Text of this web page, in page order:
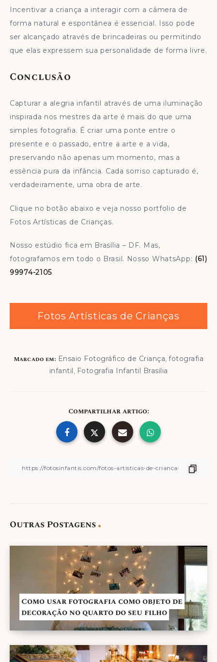
Incentivar a criança a interagir com a câmera de
forma natural e espontânea é essencial. Isso pode
ser alcançado através de brincadeiras ou permitindo
que elas expressem sua personalidade de forma livre.
Conclusão
Capturar a alegria infantil através de uma iluminação
inspirada nos mestres da arte é mais do que uma
simples fotografia. É criar uma ponte entre o
presente e o passado, entre a arte e a vida,
preservando não apenas um momento, mas a
essência pura da infância. Cada sorriso capturado é,
verdadeiramente, uma obra de arte.
Clique no botão abaixo e veja nosso portfolio de
Fotos Artísticas de Crianças.
Nosso estúdio fica em Brasília – DF. Mas,
fotografamos em todo o Brasil. Nosso WhatsApp: (61)
99974-2105
Fotos Artísticas de Crianças
Marcado em: Ensaio Fotográfico de Criança,fotografia
infantil, Fotografia Infantil Brasilia
Compartilhar artigo:
Outras Postagens
Como usar fotografia como objeto de
decoração no quarto do seu filho